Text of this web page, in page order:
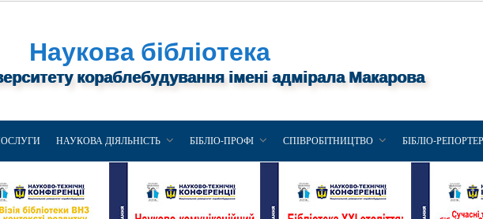
Наукова бібліотека
кораблебудування імені адмірала Макарова
НАУКОВА ДІЯЛЬНІСТЬ БІБЛІО-ПРОФІ СПІВРОБІТНИЦТВО БІБЛІО-РЕПОРТЕР